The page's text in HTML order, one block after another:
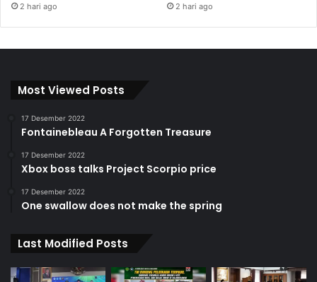
2 hari ago 2 hari ago
Most Viewed Posts
17 Desember 2022
Fontainebleau A Forgotten Treasure
17 Desember 2022
Xbox boss talks Project Scorpio price
17 Desember 2022
One swallow does not make the spring
Last Modified Posts